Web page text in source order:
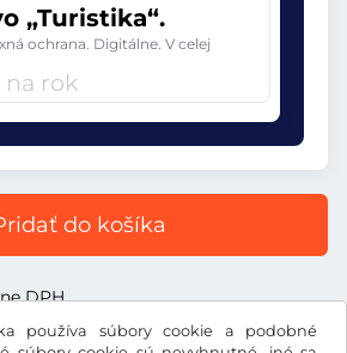
používa súbory cookie a podobné
„Turistika“.
ochrana. Digitálne. V celej
na rok
do košíka
DPH.